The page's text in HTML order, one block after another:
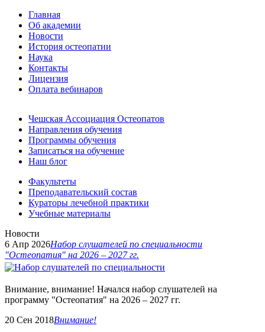
Главная
Об академии
Новости
История остеопатии
Наука
Контакты
Лицензия
Оплата вебинаров
Чешская Ассоциация Остеопатов
Направления обучения
Программы обучения
Записаться на обучение
Наш блог
Факультеты
Преподавательский состав
Кураторы лечебной практики
Учебные материалы
Новости
6 Апр 2026Набор слушателей по специальности
"Остеопатия" на 2026 – 2027 гг.
Внимание, внимание! Начался набор слушателей на
программу "Остеопатия" на 2026 – 2027 гг.
20 Сен 2018Внимание!